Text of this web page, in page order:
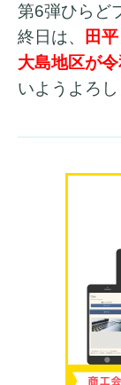
第6弾ひらど
終日は、
田
大島地区が
いようよろし